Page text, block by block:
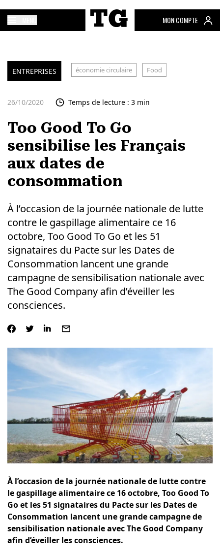
MON COMPTE
ENTREPRISES économie circulaire Food
26/10/2020 Temps de lecture : 3 min
Too Good To Go
sensibilise les Français
aux dates de
consommation
À l’occasion de la journée nationale de lutte
contre le gaspillage alimentaire ce 16
octobre, Too Good To Go et les 51
signataires du Pacte sur les Dates de
Consommation lancent une grande
campagne de sensibilisation nationale avec
The Good Company afin d’éveiller les
consciences.
À l’occasion de la journée nationale de lutte contre
le gaspillage alimentaire ce 16 octobre, Too Good To
Go et les 51 signataires du Pacte sur les Dates de
Consommation lancent une grande campagne de
sensibilisation nationale avec The Good Company
afin d’éveiller les consciences.